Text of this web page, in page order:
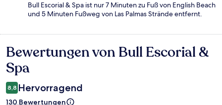
Bull Escorial & Spa ist nur 7 Minuten zu Fuß von English Beach
und 5 Minuten Fußweg von Las Palmas Strände entfernt.
Bewertungen
Bewertungen von Bull Escorial &
Spa
8,8 Hervorragend
130 Bewertungen